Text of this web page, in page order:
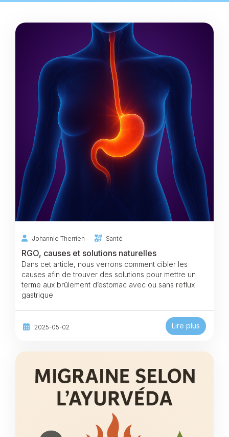
Johannie Therrien Santé
RGO, causes et solutions naturelles
Dans cet article, nous verrons comment cibler les
causes afin de trouver des solutions pour mettre un
terme aux brûlement d’estomac avec ou sans reflux
gastrique
2025-05-02 Lire plus